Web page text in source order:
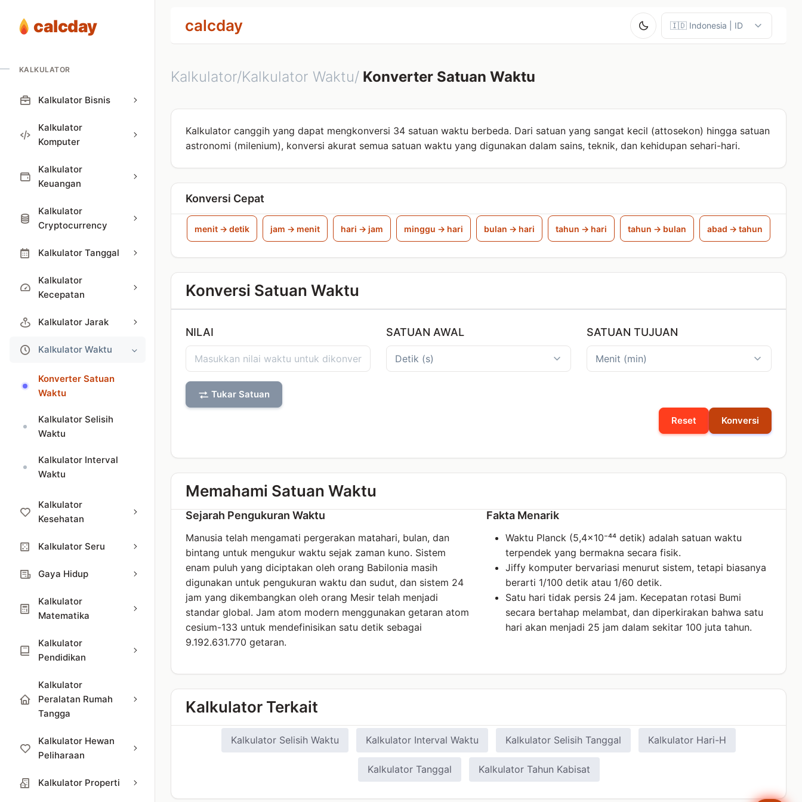
calcday
KALKULATOR
Kalkulator Bisnis
Kalkulator
Komputer
Kalkulator
Keuangan
Kalkulator
Cryptocurrency
Kalkulator Tanggal
Kalkulator
Kecepatan
Kalkulator Jarak
Kalkulator Waktu
Konverter Satuan
Waktu
Kalkulator Selisih
Waktu
Kalkulator Interval
Waktu
Kalkulator
Kesehatan
Kalkulator Seru
Gaya Hidup
Kalkulator
Matematika
Kalkulator
Pendidikan
Kalkulator
Peralatan Rumah
Tangga
Kalkulator Hewan
Peliharaan
Kalkulator Properti
calcday
Kalkulator/Kalkulator Waktu/ Konverter Satuan Waktu
Kalkulator canggih yang dapat mengkonversi 34 satuan waktu berbeda. Dari satuan yang sangat kecil (attosekon) hingga satuan
astronomi (milenium), konversi akurat semua satuan waktu yang digunakan dalam sains, teknik, dan kehidupan sehari-hari.
Konversi Cepat
menit → detik jam → menit hari → jam minggu → hari bulan → hari tahun → hari tahun → bulan abad → tahun
Konversi Satuan Waktu
NILAI SATUAN AWAL SATUAN TUJUAN
Tukar Satuan
Reset Konversi
Memahami Satuan Waktu
Sejarah Pengukuran Waktu
Manusia telah mengamati pergerakan matahari, bulan, dan
bintang untuk mengukur waktu sejak zaman kuno. Sistem
enam puluh yang diciptakan oleh orang Babilonia masih
digunakan untuk pengukuran waktu dan sudut, dan sistem 24
jam yang dikembangkan oleh orang Mesir telah menjadi
standar global. Jam atom modern menggunakan getaran atom
cesium-133 untuk mendefinisikan satu detik sebagai
9.192.631.770 getaran.
Fakta Menarik
Waktu Planck (5,4×10⁻⁴⁴ detik) adalah satuan waktu
terpendek yang bermakna secara fisik.
Jiffy komputer bervariasi menurut sistem, tetapi biasanya
berarti 1/100 detik atau 1/60 detik.
Satu hari tidak persis 24 jam. Kecepatan rotasi Bumi
secara bertahap melambat, dan diperkirakan bahwa satu
hari akan menjadi 25 jam dalam sekitar 100 juta tahun.
Kalkulator Terkait
Kalkulator Selisih Waktu Kalkulator Interval Waktu Kalkulator Selisih Tanggal Kalkulator Hari-H
Kalkulator Tanggal Kalkulator Tahun Kabisat